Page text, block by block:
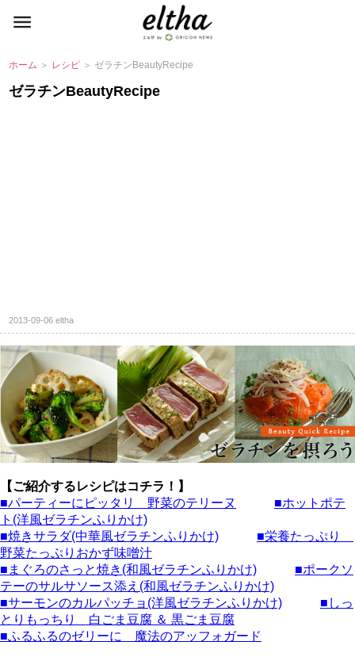
ホーム ＞ レシピ ＞ ゼラチンBeautyRecipe
ゼラチンBeautyRecipe
2013-09-06eltha
【ご紹介するレシピはコチラ！】
■パーティーにピッタリ 野菜のテリーヌ
■ホットポテ
ト(洋風ゼラチンふりかけ)
■焼きサラダ(中華風ゼラチンふりかけ)
■栄養たっぷり
野菜たっぷりおかず味噌汁
■まぐろのさっと焼き(和風ゼラチンふりかけ)
■ポークソ
テーのサルサソース添え(和風ゼラチンふりかけ)
■サーモンのカルパッチョ(洋風ゼラチンふりかけ)
■しっ
とりもっちり 白ごま豆腐 ＆ 黒ごま豆腐
■ふるふるのゼリーに 魔法のアッフォガード